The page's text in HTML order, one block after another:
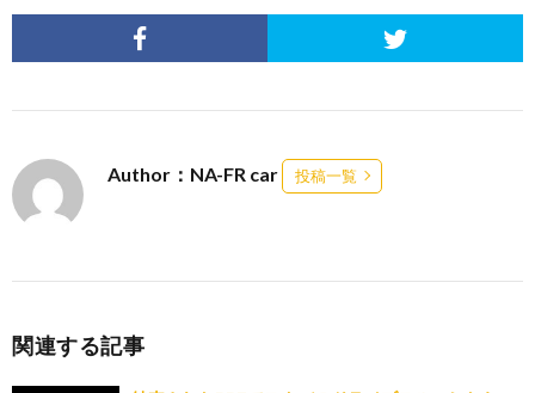
Author：NA-FR car 投稿一覧
関連する記事